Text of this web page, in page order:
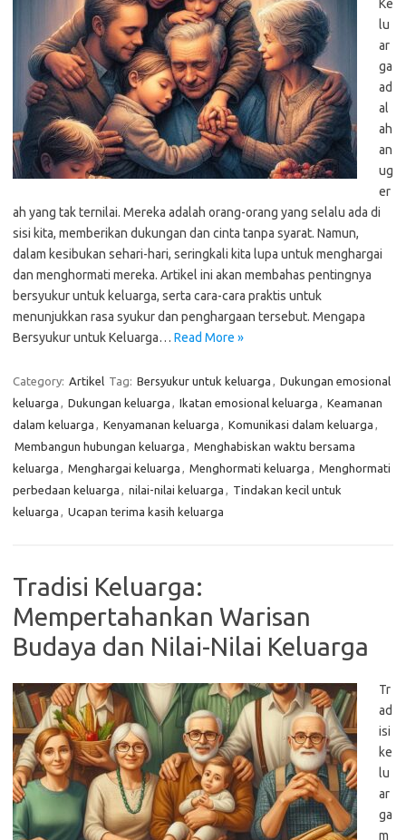
Ke
lu
ar
ga
ad
al
ah
an
ug
er
ah yang tak ternilai. Mereka adalah orang-orang yang selalu ada di
sisi kita, memberikan dukungan dan cinta tanpa syarat. Namun,
dalam kesibukan sehari-hari, seringkali kita lupa untuk menghargai
dan menghormati mereka. Artikel ini akan membahas pentingnya
bersyukur untuk keluarga, serta cara-cara praktis untuk
menunjukkan rasa syukur dan penghargaan tersebut. Mengapa
Bersyukur untuk Keluarga… Read More »
Category: Artikel Tag: Bersyukur untuk keluarga , Dukungan emosional
keluarga , Dukungan keluarga , Ikatan emosional keluarga , Keamanan
dalam keluarga , Kenyamanan keluarga , Komunikasi dalam keluarga ,
Membangun hubungan keluarga , Menghabiskan waktu bersama
keluarga , Menghargai keluarga , Menghormati keluarga , Menghormati
perbedaan keluarga , nilai-nilai keluarga , Tindakan kecil untuk
keluarga , Ucapan terima kasih keluarga
Tradisi Keluarga:
Mempertahankan Warisan
Budaya dan Nilai-Nilai Keluarga
Tr
ad
isi
ke
lu
ar
ga
m